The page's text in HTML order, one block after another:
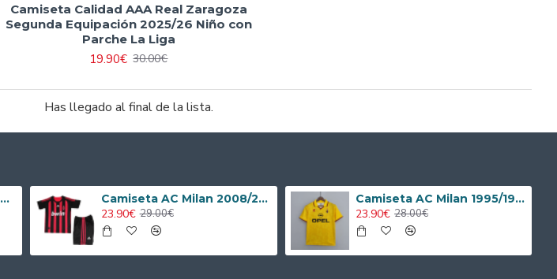
Camiseta Calidad AAA Real Zaragoza
Segunda Equipación 2025/26 Niño con
Parche La Liga
19.90€ 30.00€
Has llegado al final de la lista.
Camiseta Athletic de Bilbao 2024/2025 Alternativo Niño Kit Camiseta AC Milan 2008/2009 Local Retro Niño Kit
23.90€ 29.00€
Camiseta AC Milan 1995/1996 Alternativo Retro
23.90€ 28.00€